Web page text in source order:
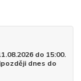
do 15:00.
dnes do